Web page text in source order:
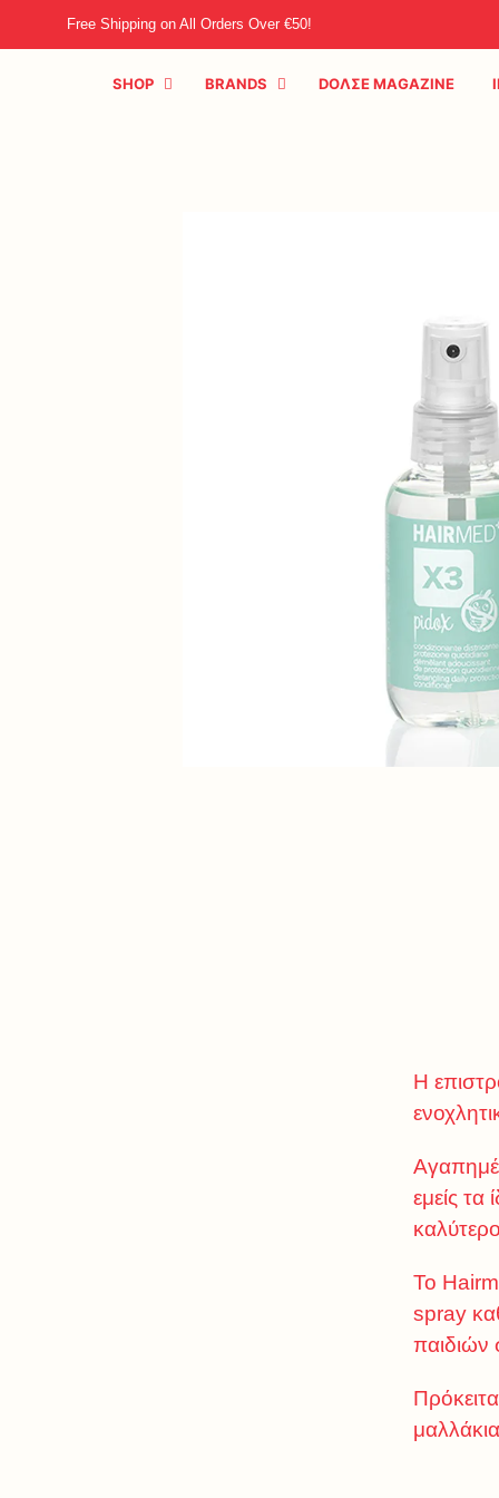
Free Shipping on All Orders Over €50!
SHOP BRANDS DOΛΣE MAGAZINE
Η
εμείς τα
Το
spray
παιδιών